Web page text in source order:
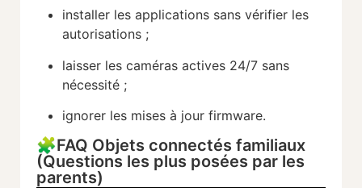
installer les applications sans vérifier les
autorisations ;
laisser les caméras actives 24/7 sans
nécessité ;
ignorer les mises à jour firmware.
🧩FAQ Objets connectés familiaux
(Questions les plus posées par les
parents)